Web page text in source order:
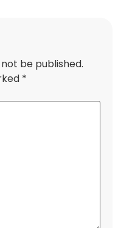
be published.
*